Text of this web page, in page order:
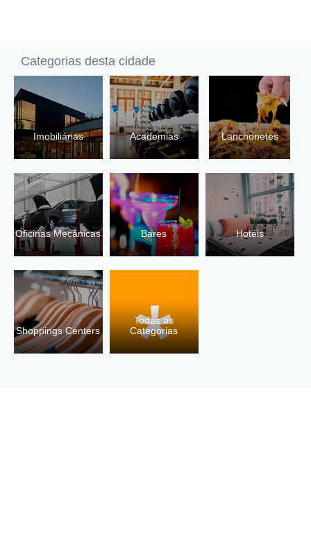
Categorias desta cidade
Imobiliárias Academias Lanchonetes
Oficinas Mecânicas Bares Hotéis
Shoppings Centers
Todas as
Categorias